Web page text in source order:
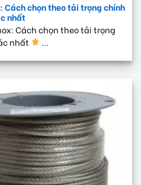
chọn theo tải trọng chính
nhất
Cách chọn theo tải trọng
nhất
...